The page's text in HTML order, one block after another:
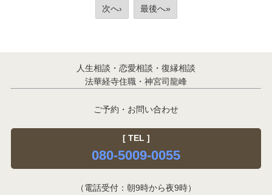
次へ› 最後へ»
人生相談・恋愛相談・復縁相談
法華経寺住職・神宮司龍峰
ご予約・お問い合わせ
[ TEL ]
080-5009-0055
（電話受付：朝9時から夜9時）